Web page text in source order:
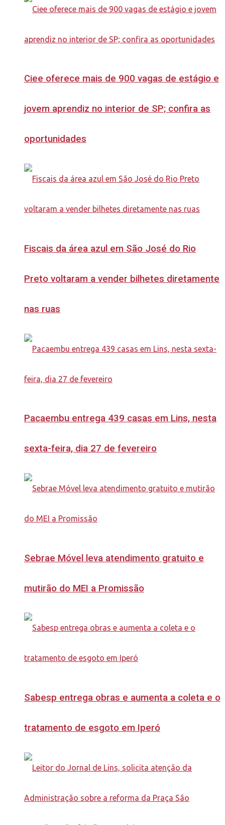
Ciee oferece mais de 900 vagas de estágio e
jovem aprendiz no interior de SP; confira as
oportunidades
Fiscais da área azul em São José do Rio
Preto voltaram a vender bilhetes diretamente
nas ruas
Pacaembu entrega 439 casas em Lins, nesta
sexta-feira, dia 27 de fevereiro
Sebrae Móvel leva atendimento gratuito e
mutirão do MEI a Promissão
Sabesp entrega obras e aumenta a coleta e o
tratamento de esgoto em Iperó